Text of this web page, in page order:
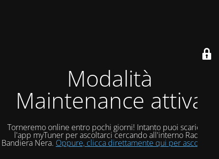
Modalità
Maintenance attiva
Torneremo online entro pochi giorni! Intanto puoi scaricare
l'app myTuner per ascoltarci cercando all'interno Radio
Bandiera Nera. Oppure, clicca direttamente qui per ascoltarci!